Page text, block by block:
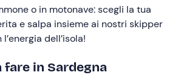
o in motonave: scegli la tua
e salpa insieme ai nostri skipper
dell’isola!
fare in Sardegna